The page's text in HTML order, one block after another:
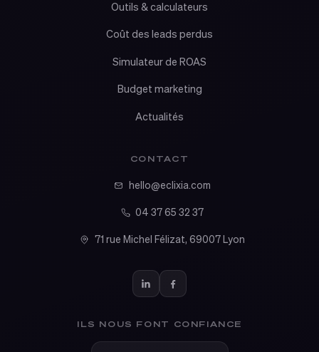
Outils & calculateurs
Coût des leads perdus
Simulateur de ROAS
Budget marketing
Actualités
CONTACT
hello@eclixia.com
04 37 65 32 37
71 rue Michel Félizat, 69007 Lyon
ILS NOUS FONT CONFIANCE